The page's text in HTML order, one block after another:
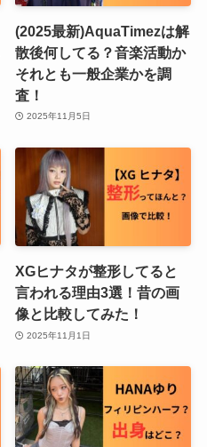
(2025最新)AquaTimezは解
散後何してる？音楽活動か
それとも一般企業かを調
査！
2025年11月5日
XGヒナタが整形してると
言われる理由3選！昔の画
像と比較してみた！
2025年11月1日